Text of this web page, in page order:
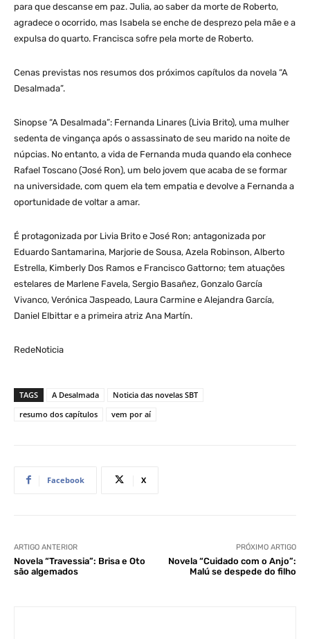
para que descanse em paz. Julia, ao saber da morte de Roberto,
agradece o ocorrido, mas Isabela se enche de desprezo pela mãe e a
expulsa do quarto. Francisca sofre pela morte de Roberto.
Cenas previstas nos resumos dos próximos capítulos da novela “A
Desalmada”.
Sinopse “A Desalmada”: Fernanda Linares (Livia Brito), uma mulher
sedenta de vingança após o assassinato de seu marido na noite de
núpcias. No entanto, a vida de Fernanda muda quando ela conhece
Rafael Toscano (José Ron), um belo jovem que acaba de se formar
na universidade, com quem ela tem empatia e devolve a Fernanda a
oportunidade de voltar a amar.
É protagonizada por Livia Brito e José Ron; antagonizada por
Eduardo Santamarina, Marjorie de Sousa, Azela Robinson, Alberto
Estrella, Kimberly Dos Ramos e Francisco Gattorno; tem atuações
estelares de Marlene Favela, Sergio Basañez, Gonzalo García
Vivanco, Verónica Jaspeado, Laura Carmine e Alejandra García,
Daniel Elbittar e a primeira atriz Ana Martín.
RedeNoticia
TAGS A Desalmada
Noticia das novelas SBT
resumo dos capítulos
vem por aí
Facebook X
ARTIGO ANTERIOR
Novela “Travessia”: Brisa e Oto
são algemados
PRÓXIMO ARTIGO
Novela “Cuidado com o Anjo”:
Malú se despede do filho